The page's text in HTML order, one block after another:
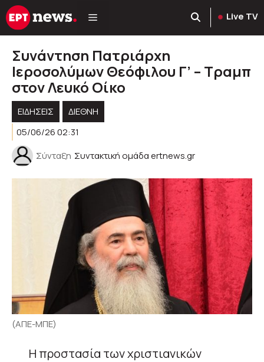
Μετάβαση
σε
Live TV
Συνάντηση Πατριάρχη
Ιεροσολύμων Θεόφιλου Γ’ – Τραμπ
στον Λευκό Οίκο
ΕΙΔΗΣΕΙΣ
ΔΙΕΘΝΗ
05/06/26 02:31
Σύνταξη Συντακτική ομάδα ertnews.gr
(ΑΠΕ-ΜΠΕ)
Η προστασία των χριστιανικών